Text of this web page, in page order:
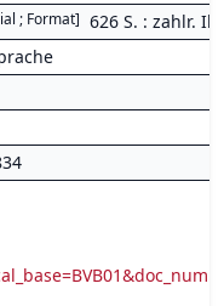
; Format] 626 S. : zahlr.